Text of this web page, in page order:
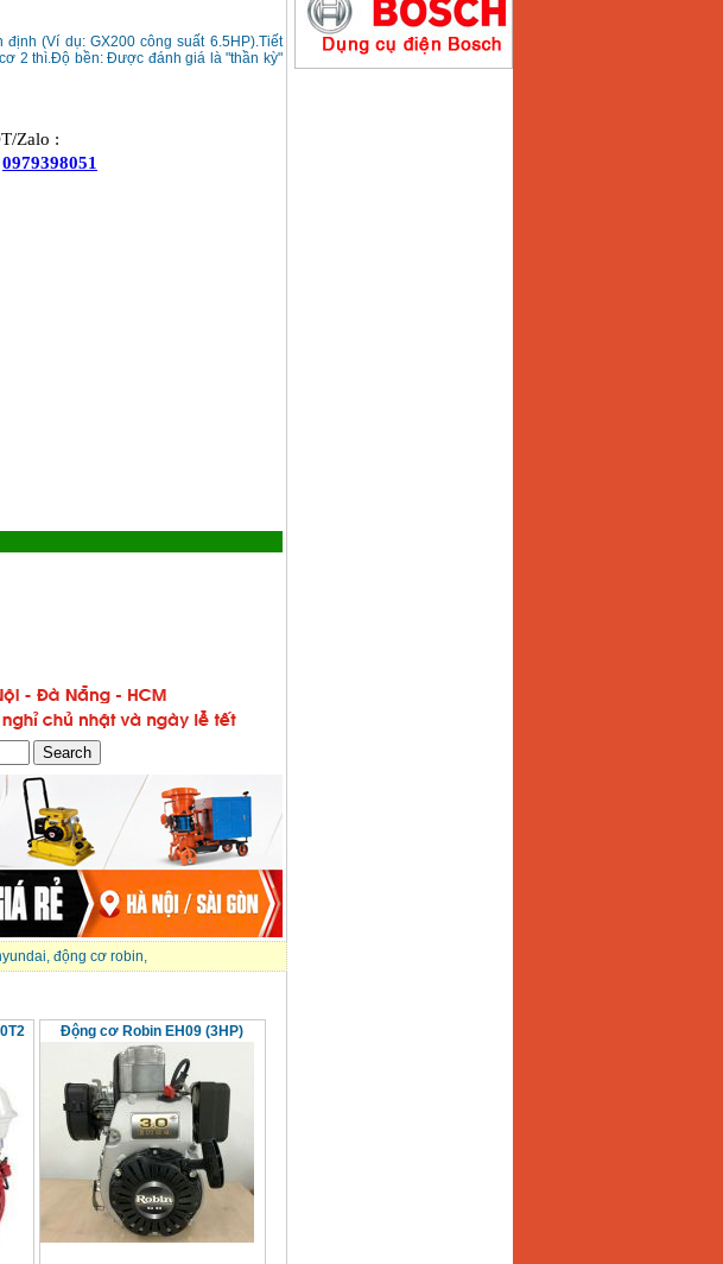
(Ví dụ: GX200 công suất 6.5HP).Tiết
2 thì.Độ bền: Được đánh giá là "thần kỳ"
, động cơ robin,
Động cơ Robin EH09 (3HP)
Máy hàn que điện tử
Hồng ký HK200E
Giá :4100000VND